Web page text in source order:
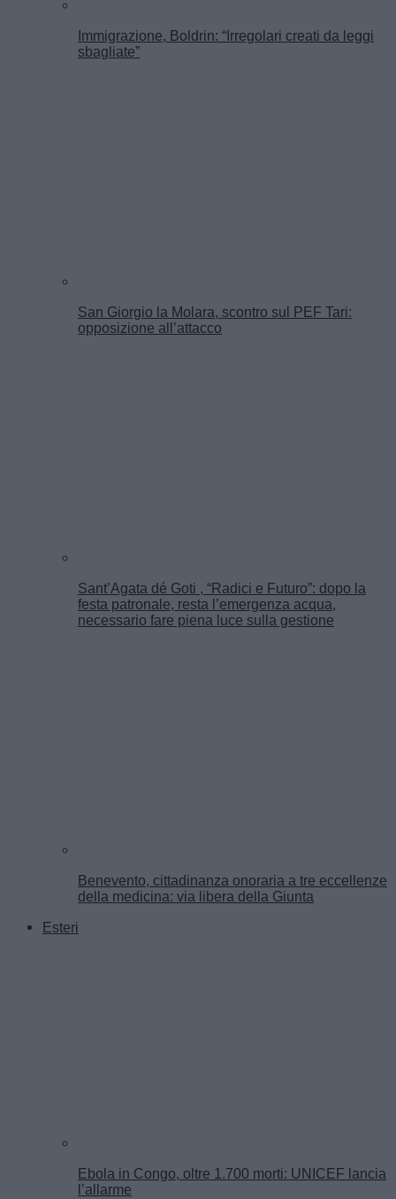
Immigrazione, Boldrin: “Irregolari creati da leggi
sbagliate”
San Giorgio la Molara, scontro sul PEF Tari:
opposizione all’attacco
Sant’Agata dé Goti , “Radici e Futuro”: dopo la
festa patronale, resta l’emergenza acqua,
necessario fare piena luce sulla gestione
Benevento, cittadinanza onoraria a tre eccellenze
della medicina: via libera della Giunta
Esteri
Ebola in Congo, oltre 1.700 morti: UNICEF lancia
l’allarme